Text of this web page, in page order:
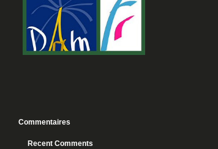
Commentaires
Recent Comments